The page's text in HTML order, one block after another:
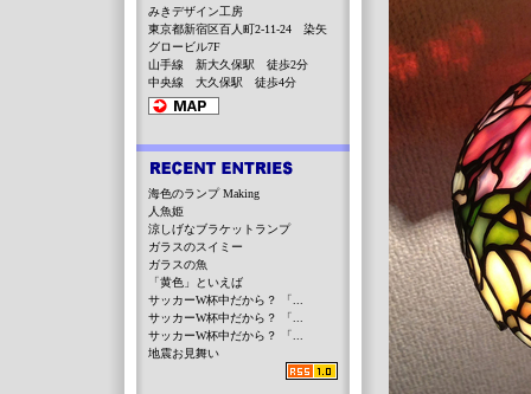
みきデザイン工房
東京都新宿区百人町2-11-24 染矢
グロービル7F
山手線 新大久保駅 徒歩2分
中央線 大久保駅 徒歩4分
海色のランプ Making
人魚姫
涼しげなブラケットランプ
ガラスのスイミー
ガラスの魚
「黄色」といえば
サッカーW杯中だから？ 「...
サッカーW杯中だから？ 「...
サッカーW杯中だから？ 「...
地震お見舞い